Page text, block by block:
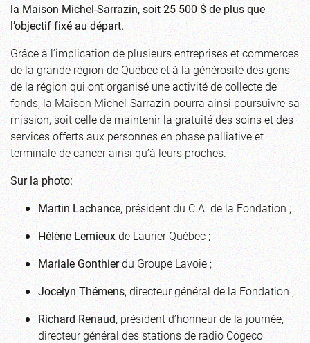
la Maison Michel-Sarrazin, soit 25 500 $ de plus que
l’objectif fixé au départ.
Grâce à l’implication de plusieurs entreprises et commerces
de la grande région de Québec et à la générosité des gens
de la région qui ont organisé une activité de collecte de
fonds, la Maison Michel-Sarrazin pourra ainsi poursuivre sa
mission, soit celle de maintenir la gratuité des soins et des
services offerts aux personnes en phase palliative et
terminale de cancer ainsi qu’à leurs proches.
Sur la photo:
Martin Lachance, président du C.A. de la Fondation ;
Hélène Lemieuxde Laurier Québec ;
Mariale Gonthierdu Groupe Lavoie ;
Jocelyn Thémens, directeur général de la Fondation ;
Richard Renaud, président d’honneur de la journée,
directeur général des stations de radio Cogeco